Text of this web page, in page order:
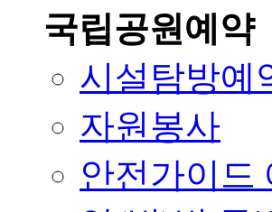
국립공원예약
시설탐방예
자원봉사
안전가이드